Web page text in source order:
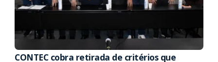
CONTEC cobra retirada de critérios que